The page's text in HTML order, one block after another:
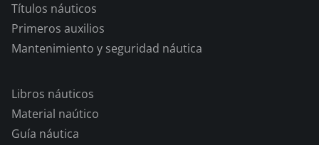
Títulos náuticos
Primeros auxilios
Mantenimiento y seguridad náutica
Libros náuticos
Material naútico
Guía náutica